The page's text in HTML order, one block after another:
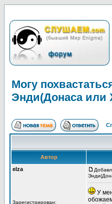
Могу
Энди(Донаса или
Автор
elza
Зарегистрирован:
У